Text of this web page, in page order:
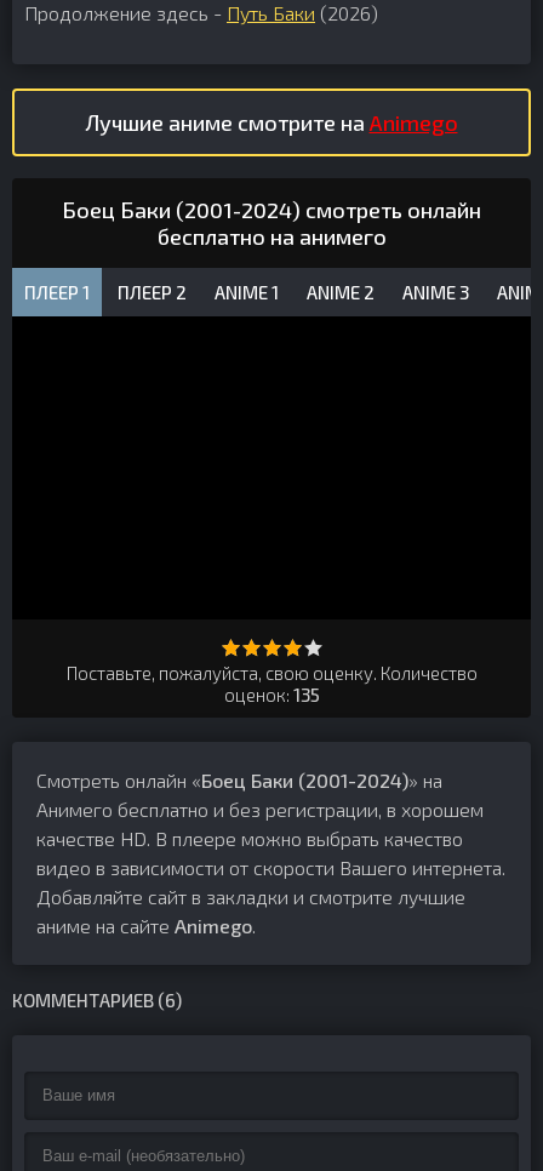
Продолжение здесь - Путь Баки (2026)
Лучшие аниме смотрите на Animego
Боец Баки (2001-2024) смотреть онлайн
бесплатно на анимего
ПЛЕЕР 1 ПЛЕЕР 2 ANIME 1 ANIME 2 ANIME 3
Поставьте, пожалуйста, свою оценку. Количество
оценок: 135
Смотреть онлайн «Боец Баки (2001-2024)» на
Анимего бесплатно и без регистрации, в хорошем
качестве HD. В плеере можно выбрать качество
видео в зависимости от скорости Вашего интернета.
Добавляйте сайт в закладки и смотрите лучшие
аниме на сайте Animego.
КОММЕНТАРИЕВ (6)